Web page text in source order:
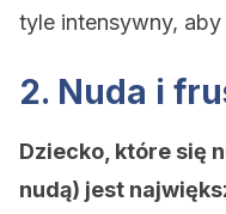
tyle intensywny,
2. Nuda i
Dziecko, które się
nudą) jest